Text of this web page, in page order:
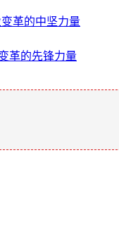
革的中坚力量
革的先锋力量